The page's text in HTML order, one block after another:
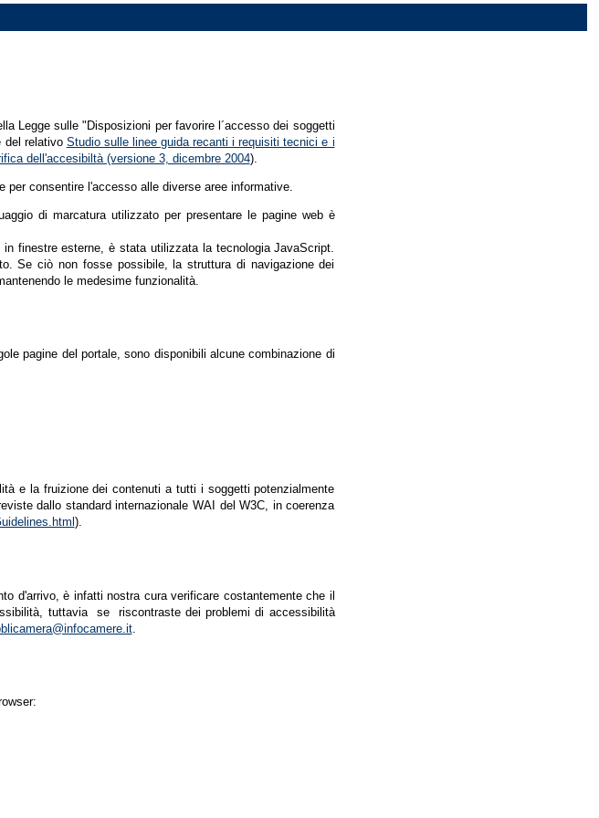
Legge sulle "Disposizioni per favorire l´accesso dei soggetti
del relativo Studio sulle linee guida recanti i requisiti tecnici e i
dell'accesibiltà (versione 3, dicembre 2004).
per consentire l'accesso alle diverse aree informative.
di marcatura utilizzato per presentare le pagine web è
finestre esterne, è stata utilizzata la tecnologia JavaScript.
Se ciò non fosse possibile, la struttura di navigazione dei
le medesime funzionalità.
pagine del portale, sono disponibili alcune combinazione di
e la fruizione dei contenuti a tutti i soggetti potenzialmente
dallo standard internazionale WAI del W3C, in coerenza
).
d'arrivo, è infatti nostra cura verificare costantemente che il
tuttavia se riscontraste dei problemi di accessibilità
.